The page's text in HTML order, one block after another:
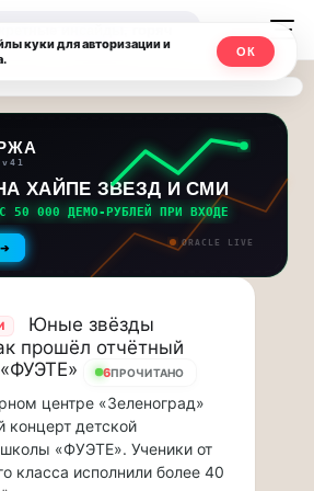
v41
ХАЙПЕ ЗВЕЗД И СМИ
50 000 ДЕМО-РУБЛЕЙ ПРИ ВХОДЕ
➔ ORACLE LIVE
Юные звёзды
прошёл отчётный
6ПРОЧИТАНО
центре «Зеленоград»
концерт детской
«ФУЭТЕ». Ученики от
класса исполнили более 40
куки для авторизации и
ОК